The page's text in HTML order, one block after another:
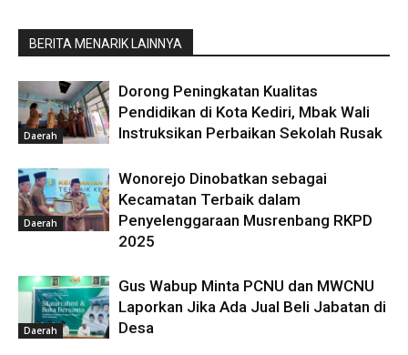
BERITA MENARIK LAINNYA
Daerah
Dorong Peningkatan Kualitas
Pendidikan di Kota Kediri, Mbak Wali
Instruksikan Perbaikan Sekolah Rusak
Daerah
Wonorejo Dinobatkan sebagai
Kecamatan Terbaik dalam
Penyelenggaraan Musrenbang RKPD
2025
Daerah
Gus Wabup Minta PCNU dan MWCNU
Laporkan Jika Ada Jual Beli Jabatan di
Desa